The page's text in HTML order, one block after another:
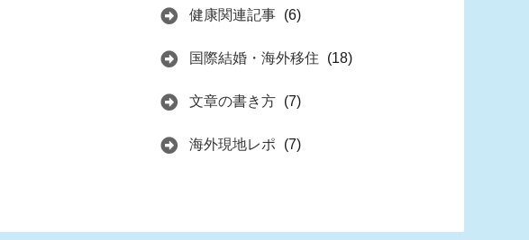
健康関連記事 (6)
国際結婚・海外移住 (18)
文章の書き方 (7)
海外現地レポ (7)